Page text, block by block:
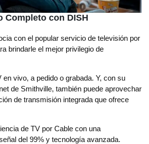
Completo con DISH
con el popular servicio de televisión por
brindarle el mejor privilegio de
en vivo, a pedido o grabada. Y, con su
de Smithville, también puede aprovechar
de transmisión integrada que ofrece
de TV por Cable con una
del 99% y tecnología avanzada.